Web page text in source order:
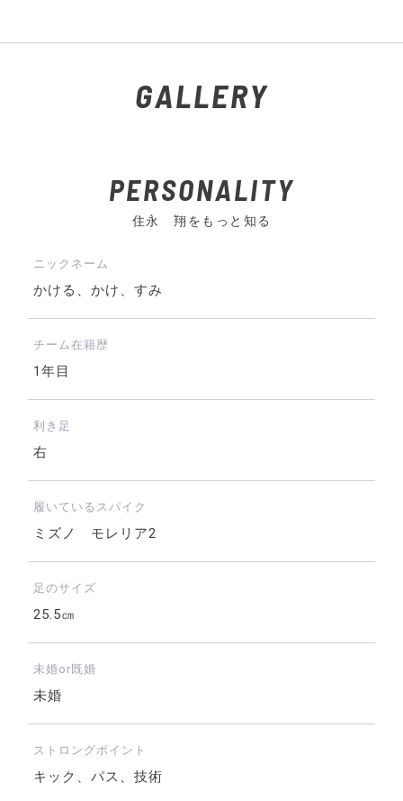
GALLERY
PERSONALITY
住永 翔をもっと知る
ニックネーム
かける、かけ、すみ
チーム在籍歴
1年目
利き足
右
履いているスパイク
ミズノ モレリア2
足のサイズ
25.5㎝
未婚or既婚
未婚
ストロングポイント
キック、パス、技術